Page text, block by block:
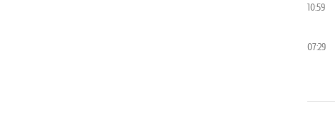
10:59
07:29